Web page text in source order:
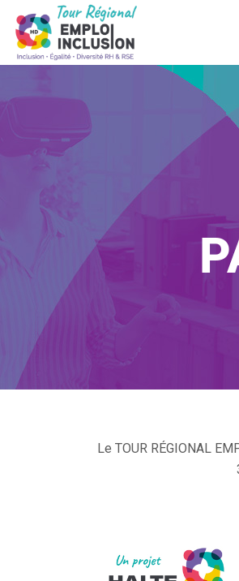
Le TOUR RÉGIONAL